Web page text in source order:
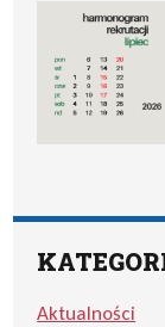
Aktualności